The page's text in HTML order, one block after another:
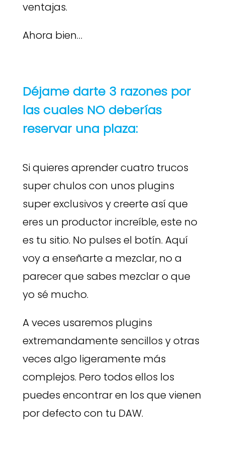
ventajas.
Ahora bien…
Déjame darte 3 razones por
las cuales NO deberías
reservar una plaza:
Si quieres aprender cuatro trucos
super chulos con unos plugins
super exclusivos y creerte así que
eres un productor increíble, este no
es tu sitio. No pulses el botín. Aquí
voy a enseñarte a mezclar, no a
parecer que sabes mezclar o que
yo sé mucho.
A veces usaremos plugins
extremandamente sencillos y otras
veces algo ligeramente más
complejos. Pero todos ellos los
puedes encontrar en los que vienen
por defecto con tu DAW.